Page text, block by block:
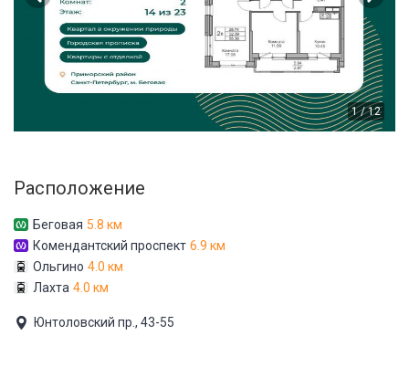
1 / 12
Расположение
Беговая 5.8 км
Комендантский проспект 6.9 км
Ольгино 4.0 км
Лахта 4.0 км
Юнтоловский пр., 43-55